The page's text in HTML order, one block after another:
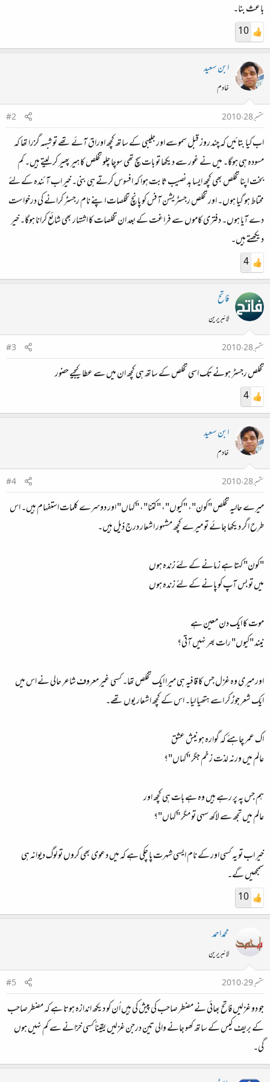
باعث بنا۔
10
ابن سعید
خادم
ستمبر 28، 2010
#2
اب کیا بتائیں کہ چند روز قبل سموسے اور جلیبی کے ساتھ کچھ اوراق آئے تھے تو شبہہ گزرا تھا کہ
مسودہ ہی ہوگا۔ میں نے غور سے دیکھا تو بات سچ تھی سوچا چلو تخلص کا ہیر پھیر کر لیتے ہیں۔ کم
بخت اپنا تخلص بھی کچھ ایسا بد نصیب ثابت ہوا کہ افسوس کرتے ہی بنی۔ خیر اب آئندہ کے لئے
محتاط ہو گیا ہوں۔ اور تخلص رجسٹریشن آفس کو پانچ تخلصات اپنے نام رجسٹر کرانے کی درخواست
دے آیا ہوں۔ دفتری کاموں سے فراغت کے بعد ان تخلصات کا اشتہار بھی شائع کرانا ہوگا۔ خیر
دیکھتے ہیں۔
4
فاتح
لائبریرین
ستمبر 28، 2010
#3
تخلص رجسٹر ہونے تک اسی تخلص کے ساتھ ہی کچھ ان میں سے عطا کیجیے حضور
4
ابن سعید
خادم
ستمبر 28، 2010
#4
میرے حالیہ تخلص "کون"، "کیوں"، "کتنا"، "کہاں" اور دوسرے کلمات استفہام ہیں۔ اس
طرح اگر دیکھا جائے تو میرے کچھ مشہور اشعار درج ذیل ہیں۔
"کون" کہتا ہے زمانے کے لئے زندہ ہوں
میں تو بس آپ کو پانے کے لئے زندہ ہوں
موت کا ایک دن معین ہے
نیند "کیوں" رات بھر نہیں آتی؟
اور میری وہ غزل جس کا قافیہ ہی میرا ایک تخلص تھا۔ کسی غیر معروف شاعر حالی نے اس میں
ایک شعر جوڑ کر اسے ہتھیا لیا۔ اس کے کچھ اشعار یوں تھے۔
اک عمر چاہئے کہ گوارہ ہو نیش عشق
عالم میں ورنہ لذت زخم جگر "کہاں"؟
ہم جس پہ پر رہے ہیں وہ ہے بات ہی کچھ اور
عالم میں تجھ سے لاکھ سہی تو مگر "کہاں"؟
خیر اب تو یہ کسی اور کے نام ایسی شہرت پا چکی ہے کہ میں دعوی بھی کروں تو لوگ دیوانہ ہی
سمجھیں گے۔
10
محمداحمد
لائبریرین
ستمبر 29، 2010
#5
جو دو غزلیں فاتح بھائی نے مضطر صاحب کی پیش کی ہیں اُن کو دیکھ اندازہ ہوتا ہے کہ مضطر صاحب
کے بریف کیس کے ساتھ کھو جانے والی تین درجن غزلیں یقیناً کسی خزانے سے کم نہیں ہوں
گی۔